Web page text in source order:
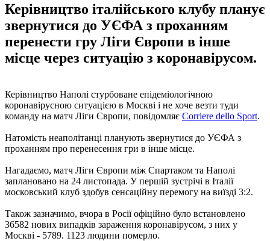
Керівництво італійського клубу планує
звернутися до УЄФА з проханням
перенести гру Ліги Європи в інше
місце через ситуацію з коронавірусом.
Керівництво Наполі стурбоване епідеміологічною
коронавірусною ситуацією в Москві і не хоче везти туди
команду на матч Ліги Європи, повідомляє Corriere dello Sport.
Натомість неаполітанці планують звернутися до УЄФА з
проханням про перенесення гри в інше місце.
Нагадаємо, матч Ліги Європи між Спартаком та Наполі
заплановано на 24 листопада. У першій зустрічі в Італії
московський клуб здобув сенсаційну перемогу на виїзді 3:2.
Також зазначимо, вчора в Росії офіційно було встановлено
36582 нових випадків зараження коронавірусом, з них у
Москві - 5789. 1123 людини померло.